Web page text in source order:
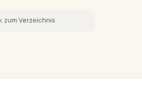
zum Verzeichnis